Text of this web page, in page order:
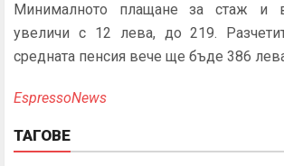
Минималното плащане за стаж и
увеличи с 12 лева, до 219.
средната пенсия вече ще бъде 386
EspressoNews
ТАГОВЕ